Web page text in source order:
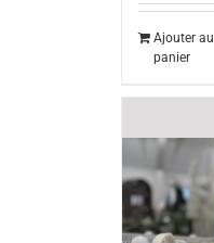
Ajouter au
panier